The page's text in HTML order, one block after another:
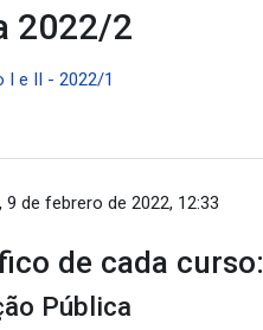
2022/2
I e II - 2022/1
9 de febrero de 2022, 12:33
de cada curso:
Pública